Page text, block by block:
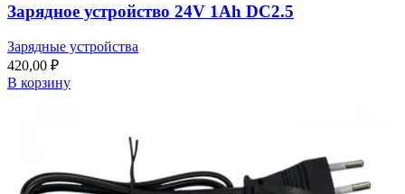
Зарядное устройство 24V 1Ah DC2.5
Зарядные устройства
420,00 ₽
В корзину